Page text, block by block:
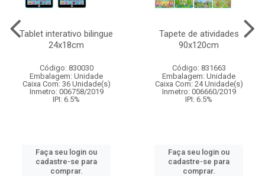
Tablet interativo bilingue
24x18cm
Código: 830030
Embalagem: Unidade
Caixa Com: 36 Unidade(s)
Inmetro: 006758/2019
IPI: 6.5%
Faça seu login ou
cadastre-se para
comprar.
Tapete de atividades
90x120cm
Código: 831663
Embalagem: Unidade
Caixa Com: 24 Unidade(s)
Inmetro: 006660/2019
IPI: 6.5%
Faça seu login ou
cadastre-se para
comprar.